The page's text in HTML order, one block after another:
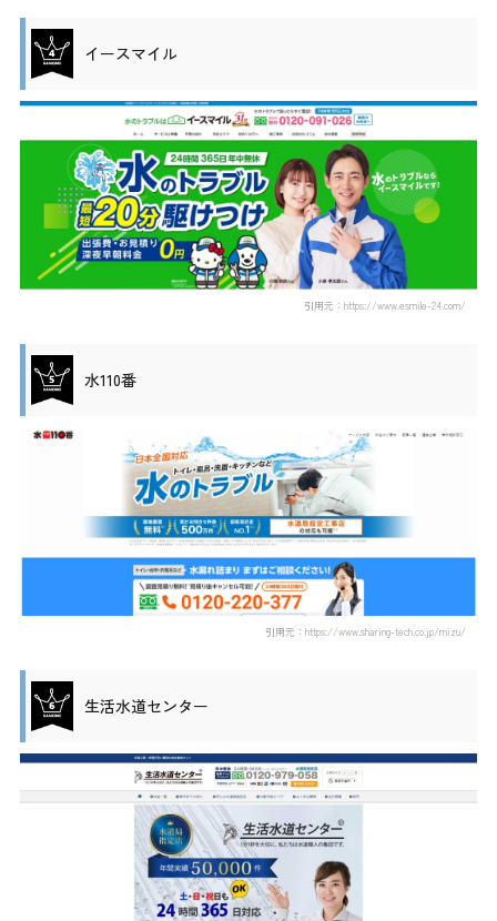
イースマイル
引用元：https://www.esmile-24.com/
水110番
引用元：https://www.sharing-tech.co.jp/mizu/
生活水道センター